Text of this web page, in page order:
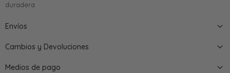
duradera
Envíos
Cambios y Devoluciones
Medios de pago